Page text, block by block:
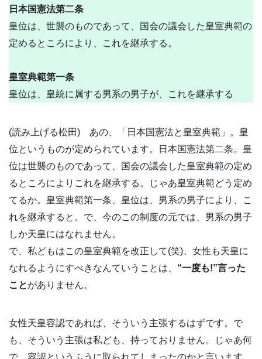
日本国憲法第二条
皇位は、世襲のものであって、国会の議会した皇室典範の
定めるところにより、これを継承する。
皇室典範第一条
皇位は、皇統に属する男系の男子が、これを継承する
(読み上げる松田) あの、「日本国憲法と皇室典範」。皇
位というものが定められています。日本国憲法第二条。皇
位は世襲のものであって、国会の議会した皇室典範の定め
るところによりこれを継承する。じゃあ皇室典範どう定め
てるか。皇室典範第一条、皇位は、男系の男子により、こ
れを継承すると。で、今のこの制度の元では、男系の男子
しか天皇にはなれません。
で、私どもはこの皇室典範を改正して(笑)、女性も天皇に
なれるようにすべきなんていうことは、 “一度も!”言った
ことがありません。
女性天皇容認であれば、そういう主張するはずです。で
も、そういう主張は私ども、持っておりません。じゃあ何